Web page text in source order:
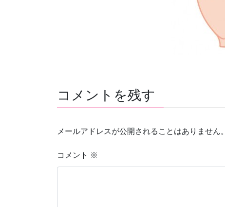
コメントを残す
メールアドレスが公開されることはありません。
コメント ※